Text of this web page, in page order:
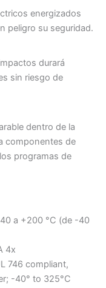
energizados
peligro su seguridad.
durará
sin riesgo de
dentro de la
componentes de
programas de
a +200 °C (de -40
4x
746 compliant,
-40° to 325°C